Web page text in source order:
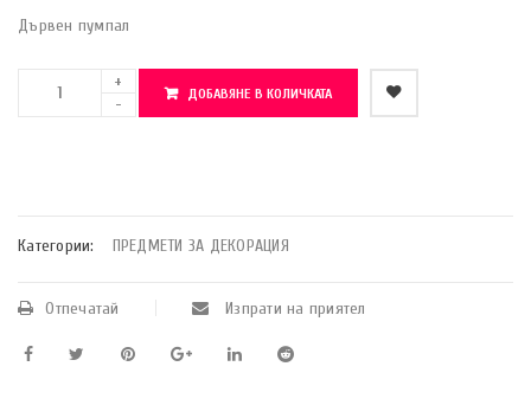
Дървен пумпал
ДОБАВЯНЕ В КОЛИЧКАТА
Категории: ПРЕДМЕТИ ЗА ДЕКОРАЦИЯ
Отпечатай Изпрати на приятел